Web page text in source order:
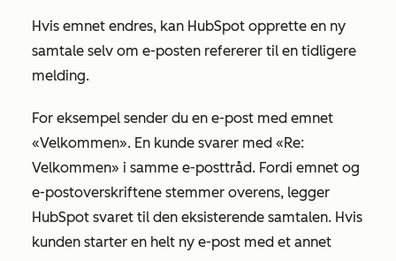
Hvis emnet endres, kan HubSpot opprette en ny
samtale selv om e-posten refererer til en tidligere
melding.
For eksempel sender du en e-post med emnet
«Velkommen». En kunde svarer med «Re:
Velkommen» i samme e-posttråd. Fordi emnet og
e-postoverskriftene stemmer overens, legger
HubSpot svaret til den eksisterende samtalen. Hvis
kunden starter en helt ny e-post med et annet